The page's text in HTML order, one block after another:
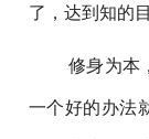
了，达到知的目
修身为本
一个好的办法